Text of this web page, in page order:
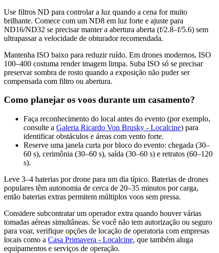
Use filtros ND para controlar a luz quando a cena for muito
brilhante. Comece com um ND8 em luz forte e ajuste para
ND16/ND32 se precisar manter a abertura aberta (f/2.8–f/5.6) sem
ultrapassar a velocidade de obturador recomendada.
Mantenha ISO baixo para reduzir ruído. Em drones modernos, ISO
100–400 costuma render imagem limpa. Suba ISO só se precisar
preservar sombra de rosto quando a exposição não puder ser
compensada com filtro ou abertura.
Como planejar os voos durante um casamento?
Faça reconhecimento do local antes do evento (por exemplo,
consulte a Galeria Ricardo Von Brusky - Localcine) para
identificar obstáculos e áreas com vento forte.
Reserve uma janela curta por bloco do evento: chegada (30–
60 s), cerimônia (30–60 s), saída (30–60 s) e retratos (60–120
s).
Leve 3–4 baterias por drone para um dia típico. Baterias de drones
populares têm autonomia de cerca de 20–35 minutos por carga,
então baterias extras permitem múltiplos voos sem pressa.
Considere subcontratar um operador extra quando houver várias
tomadas aéreas simultâneas. Se você não tem autorização ou seguro
para voar, verifique opções de locação de operatoria com empresas
locais como a Casa Primavera - Localcine, que também aluga
equipamentos e serviços de operação.